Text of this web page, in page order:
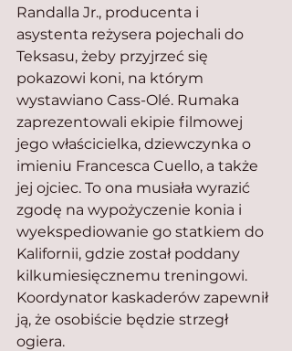
Randalla Jr., producenta i
asystenta reżysera pojechali do
Teksasu, żeby przyjrzeć się
pokazowi koni, na którym
wystawiano Cass-Olé. Rumaka
zaprezentowali ekipie filmowej
jego właścicielka, dziewczynka o
imieniu Francesca Cuello, a także
jej ojciec. To ona musiała wyrazić
zgodę na wypożyczenie konia i
wyekspediowanie go statkiem do
Kalifornii, gdzie został poddany
kilkumiesięcznemu treningowi.
Koordynator kaskaderów zapewnił
ją, że osobiście będzie strzegł
ogiera.